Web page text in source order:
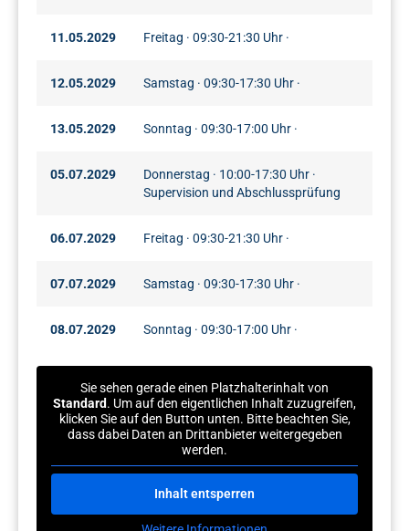
11.05.2029 Freitag · 09:30-21:30 Uhr ·
12.05.2029 Samstag · 09:30-17:30 Uhr ·
13.05.2029 Sonntag · 09:30-17:00 Uhr ·
05.07.2029
Donnerstag · 10:00-17:30 Uhr ·
Supervision und Abschlussprüfung
06.07.2029 Freitag · 09:30-21:30 Uhr ·
07.07.2029 Samstag · 09:30-17:30 Uhr ·
08.07.2029 Sonntag · 09:30-17:00 Uhr ·
Sie sehen gerade einen Platzhalterinhalt von
Standard. Um auf den eigentlichen Inhalt zuzugreifen,
klicken Sie auf den Button unten. Bitte beachten Sie,
dass dabei Daten an Drittanbieter weitergegeben
werden.
Inhalt entsperren